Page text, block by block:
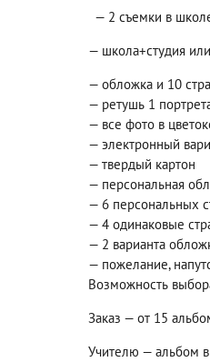
— 2 съемки в
— школа+студия
— обложка и 10
— ретушь 1
— все фото в
— электронный
— твердый картон
— персональная
— 6 персональных
— 4 одинаковые
— 2 варианта
— пожелание,
Возможность
Заказ — от 15
Учителю — альбом